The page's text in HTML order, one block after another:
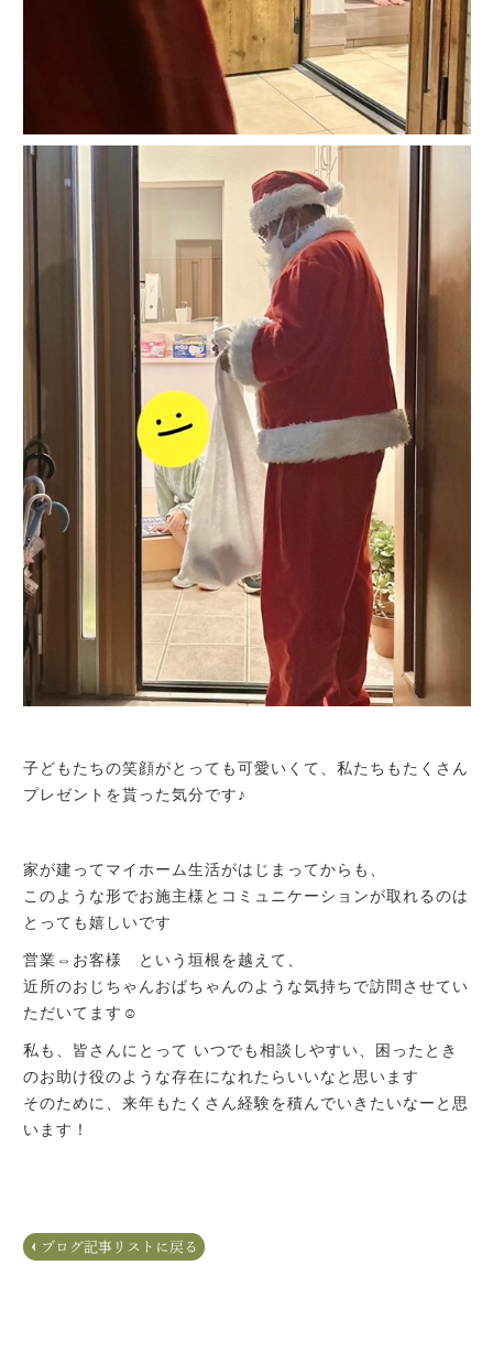
子どもたちの笑顔がとっても可愛いくて、私たちもたくさん
プレゼントを貰った気分です♪
家が建ってマイホーム生活がはじまってからも、
このような形でお施主様とコミュニケーションが取れるのは
とっても嬉しいです
営業⇔お客様 という垣根を越えて、
近所のおじちゃんおばちゃんのような気持ちで訪問させてい
ただいてます☺
私も、皆さんにとって いつでも相談しやすい、困ったとき
のお助け役のような存在になれたらいいなと思います
そのために、来年もたくさん経験を積んでいきたいなーと思
います！